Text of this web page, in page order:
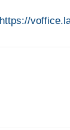
https://